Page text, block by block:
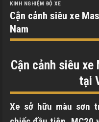
KINH NGHIỆM ĐỘ XE
Cận cảnh siêu xe
Nam
Cận cảnh siêu
tại
Xe sở hữu màu sơn